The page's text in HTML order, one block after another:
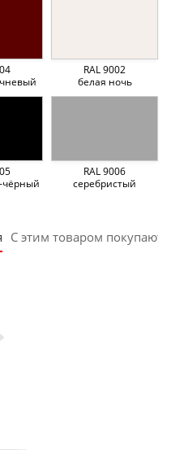
RAL 9002
белая ночь
чёрный
RAL 9006
серебристый
С этим товаром покупают